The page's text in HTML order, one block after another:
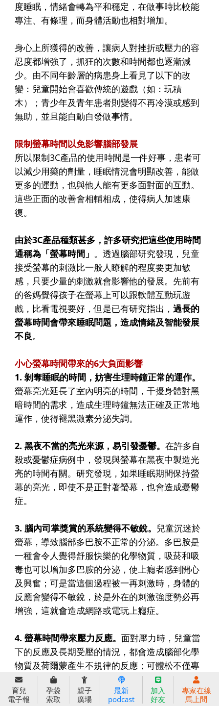
度睡眠，情緒會轉為平和穩定，在做事時比較能
專注、有條理，而身體活動也相對增加。
身心上所獲得的改善，讓病人對挫折或壓力的容
忍度都增強了，抓狂的次數和時間都也逐漸減
少。由不同年齡層的病患身上看見了以下的改
變：兒童開始會喜歡傳統的遊戲（如：玩積
木）；青少年及青年患者則變得不再冷漠或感到
無助，並且能自動自發做事情。
限制螢幕時間以免影響腦部發展
所以限制3C產品的使用時間是一件好事，患者可
以減少用藥的劑量，睡眠情況會明顯改善，能做
更多的運動，也與他人能有更多面對面的互動。
這些正面的改善會相輔相成，使得病人加速康
復。
由於3C產品種類甚多，許多研究把這些使用時間
通稱為「螢幕時間」 。透過腦部研究發現，兒童
接受螢幕的刺激比一般人瞭解的程度要更加敏
感，只要少量的刺激就會影響他的發展。先前有
的爸媽覺得孩子在螢幕上可以跟軟體互動玩遊
戲，比看電視要好，但是已有研究指出， 過長的
螢幕時間會帶來睡眠問題，造成情緒及智能發展
不良。
小心螢幕時間帶來的6大負面影響
1. 剝奪睡眠的時間，妨害生理時鐘正常的運作。
螢幕亮光延長了室內明亮的時間，干擾身體對黑
暗時間的需求，造成生理時鐘無法正確及正常地
運作，使得褪黑激素分泌失調。
2. 黑夜不當的亮光來源，易引發憂鬱。 在許多自
殺或憂鬱症病例中，發現與螢幕在黑夜中製造光
亮的時間有關。研究發現，如果睡眠期間保持螢
幕的亮光，即使不是正對著螢幕，也會造成憂鬱
症。
3. 腦內司掌獎賞的系統變得不敏銳。 兒童沉迷於
螢幕，導致腦部多巴胺不正常的分泌。多巴胺是
一種會令人覺得舒服快樂的化學物質，吸菸和吸
毒也可以增加多巴胺的分泌，使上癮者感到開心
及興奮；可是當這個過程被一再刺激時，身體的
反應會變得不敏銳，於是外在的刺激強度勢必再
增強，這就會造成網路或電玩上癮症。
4. 螢幕時間帶來壓力反應。 面對壓力時，兒童當
下的反應及長期受壓的情況，都會造成腦部化學
物質及荷爾蒙產生不規律的反應；可體松不僅專
掌調控長期壓力的功能，同時也與憂鬱感互為因
果關係，長期的過度反應和上癮，除了造成惡性
育兒
電子報
孕袋
索取
親子
廣場
最新
podcast
加入
好友
專家在線
馬上問